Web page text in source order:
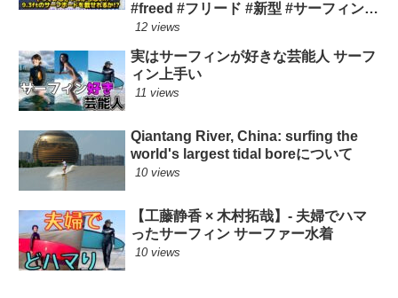
#freed #フリード #新型 #サーフィン
ロングボード
12 views
実はサーフィンが好きな芸能人 サーフ
ィン上手い
11 views
Qiantang River, China: surfing the
world's largest tidal boreについて
10 views
【工藤静香 × 木村拓哉】- 夫婦でハマ
ったサーフィン サーファー水着
10 views